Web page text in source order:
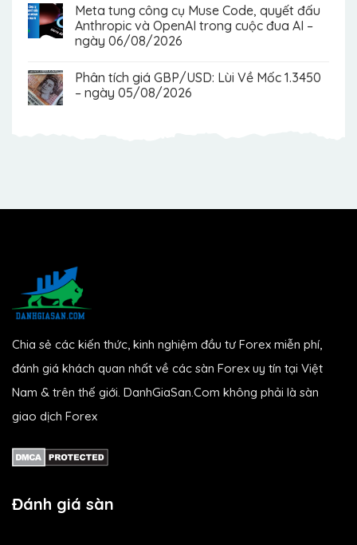
Meta tung công cụ Muse Code, quyết đấu
Anthropic và OpenAI trong cuộc đua AI –
ngày 06/08/2026
Phân tích giá GBP/USD: Lùi Về Mốc 1.3450
– ngày 05/08/2026
Chia sẻ các kiến thức, kinh nghiệm đầu tư Forex miễn phí,
đánh giá khách quan nhất về các sàn Forex uy tín tại Việt
Nam & trên thế giới. DanhGiaSan.Com không phải là sàn
giao dịch Forex
Đánh giá sàn